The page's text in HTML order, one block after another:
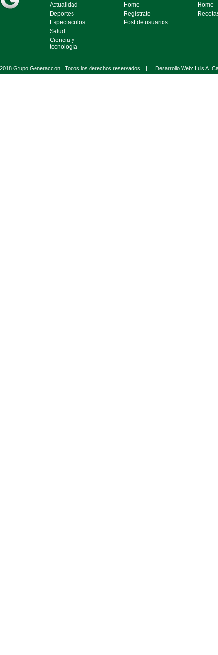
Actualidad
Deportes
Espectáculos
Salud
Ciencia y
tecnología
Home
Regístrate
Post de usuarios
Home
2018 Grupo Generaccion . Todos los derechos reservados | Desarrollo Web: Luis